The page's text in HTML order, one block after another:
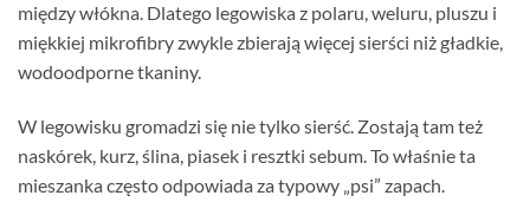
między włókna. Dlatego legowiska z polaru, weluru, pluszu i
miękkiej mikrofibry zwykle zbierają więcej sierści niż gładkie,
wodoodporne tkaniny.
W legowisku gromadzi się nie tylko sierść. Zostają tam też
naskórek, kurz, ślina, piasek i resztki sebum. To właśnie ta
mieszanka często odpowiada za typowy „psi” zapach.